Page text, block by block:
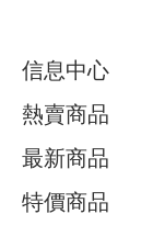
信息中心
熱賣商品
最新商品
特價商品